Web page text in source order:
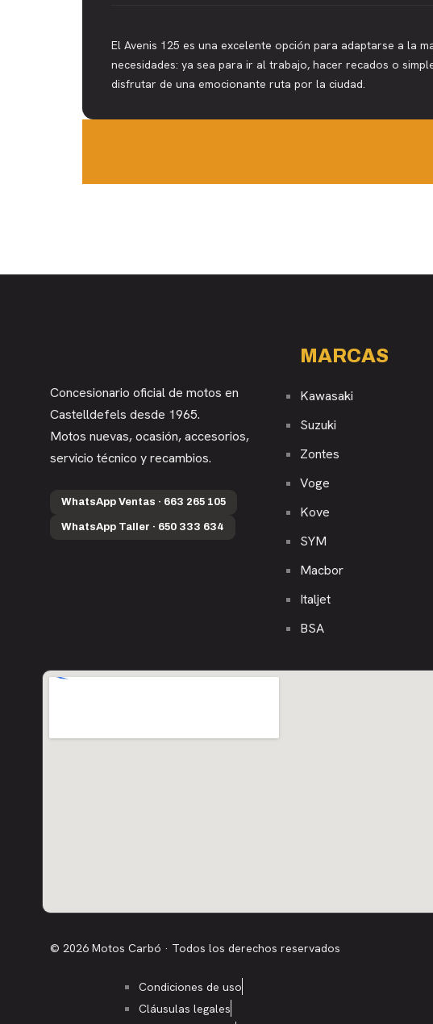
El Avenis 125 es una excelente opción para adaptarse a la
necesidades: ya sea para ir al trabajo, hacer recados o
disfrutar de una emocionante ruta por la ciudad.
Concesionario oficial de motos en
Castelldefels desde 1965.
Motos nuevas, ocasión, accesorios,
servicio técnico y recambios.
WhatsApp Ventas · 663 265 105
WhatsApp Taller · 650 333 634
MARCAS
Kawasaki
Suzuki
Zontes
Voge
Kove
SYM
Macbor
Italjet
BSA
© 2026 Motos Carbó · Todos los derechos reservados
Condiciones de uso
Cláusulas legales